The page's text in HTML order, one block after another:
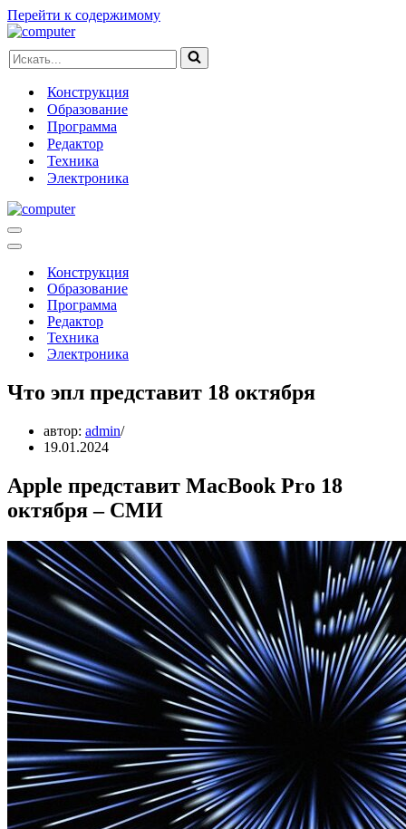
Перейти к содержимому
Искать...
Конструкция
Образование
Программа
Редактор
Техника
Электроника
Меню
навигации
Меню
навигацииКонструкция
Образование
Программа
Редактор
Техника
Электроника
Что эпл представит 18 октября
автор: admin
19.01.2024
Apple представит MacBook Pro 18
октября – СМИ